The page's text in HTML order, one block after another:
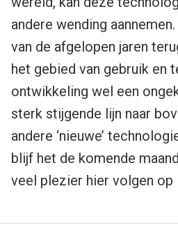
andere wending
van de afgelopen jaren
het gebied van gebruik en
ontwikkeling wel een
sterk stijgende lijn naar
andere ‘nieuwe’
blijf het de komende
veel plezier hier volgen op